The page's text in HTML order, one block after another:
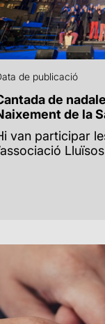
de publicació
de
de la
van participar